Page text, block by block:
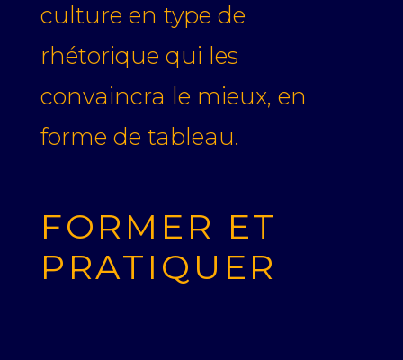
culture en type de
rhétorique qui les
convaincra le mieux, en
forme de tableau.
FORMER ET
PRATIQUER